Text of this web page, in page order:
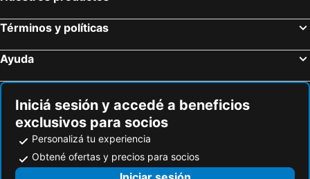
Términos y políticas
Ayuda
Iniciá sesión y accedé a beneficios
exclusivos para socios
Personalizá tu experiencia
Obtené ofertas y precios para socios